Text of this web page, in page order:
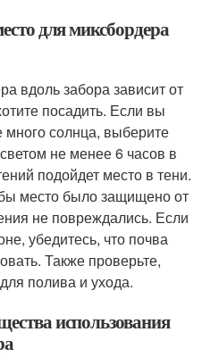
для миксбордера
вдоль забора зависит от
посадить. Если вы
много солнца, выберите
не менее 6 часов в
подойдет место в тени.
место было защищено от
не повреждались. Если
убедитесь, что почва
Также проверьте,
полива и ухода.
использования